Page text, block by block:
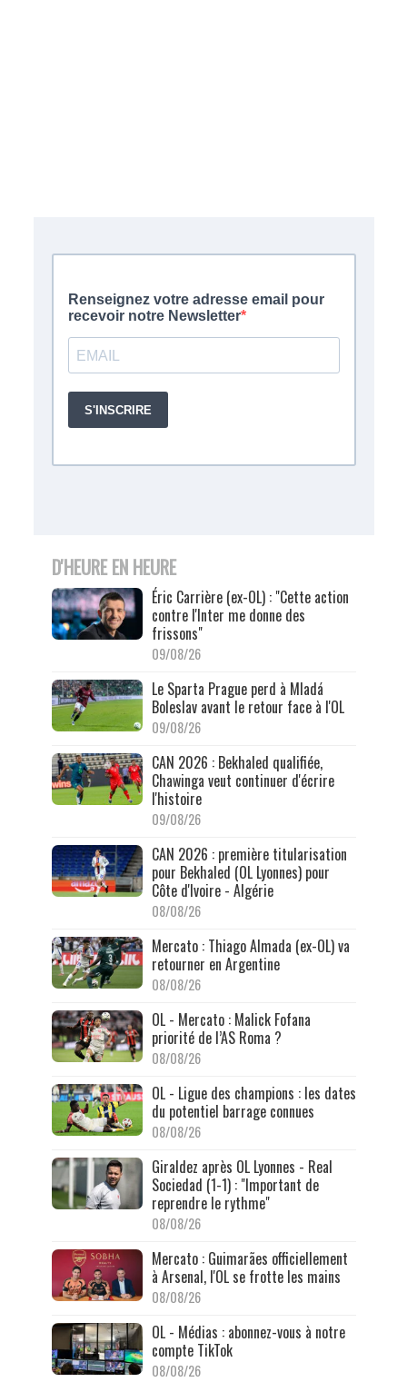
D'HEURE EN HEURE
Éric Carrière (ex-OL) : "Cette action
contre l'Inter me donne des
frissons"
09/08/26
Le Sparta Prague perd à Mladá
Boleslav avant le retour face à l'OL
09/08/26
CAN 2026 : Bekhaled qualifiée,
Chawinga veut continuer d'écrire
l'histoire
09/08/26
CAN 2026 : première titularisation
pour Bekhaled (OL Lyonnes) pour
Côte d'Ivoire - Algérie
08/08/26
Mercato : Thiago Almada (ex-OL) va
retourner en Argentine
08/08/26
OL - Mercato : Malick Fofana
priorité de l’AS Roma ?
08/08/26
OL - Ligue des champions : les dates
du potentiel barrage connues
08/08/26
Giraldez après OL Lyonnes - Real
Sociedad (1-1) : "Important de
reprendre le rythme"
08/08/26
Mercato : Guimarães officiellement
à Arsenal, l'OL se frotte les mains
08/08/26
OL - Médias : abonnez-vous à notre
compte TikTok
08/08/26